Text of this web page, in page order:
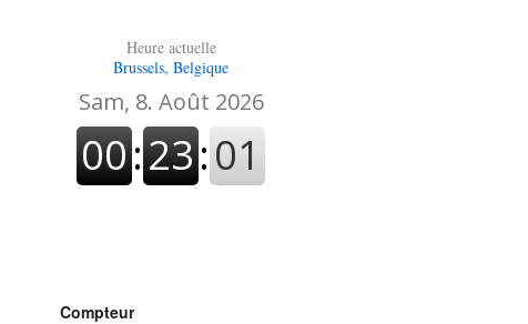
Heure actuelle
Brussels, Belgique
Compteur